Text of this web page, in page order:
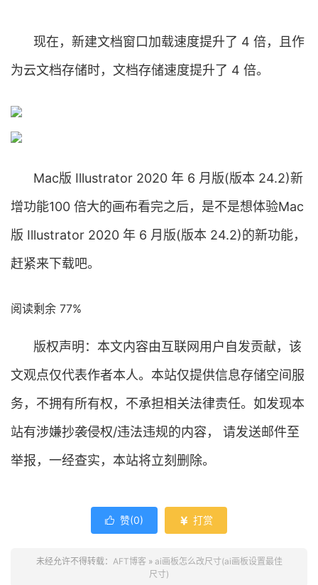
现在，新建文档窗口加载速度提升了 4 倍，且作
为云文档存储时，文档存储速度提升了 4 倍。
Mac版 Illustrator 2020 年 6 月版(版本 24.2)新
增功能100 倍大的画布看完之后，是不是想体验Mac
版 Illustrator 2020 年 6 月版(版本 24.2)的新功能，
赶紧来下载吧。
阅读剩余 77%
版权声明：本文内容由互联网用户自发贡献，该
文观点仅代表作者本人。本站仅提供信息存储空间服
务，不拥有所有权，不承担相关法律责任。如发现本
站有涉嫌抄袭侵权/违法违规的内容， 请发送邮件至
举报，一经查实，本站将立刻删除。
 赞(0)  打赏
未经允许不得转载： AFT博客 » ai画板怎么改尺寸(ai画板设置最佳
尺寸)